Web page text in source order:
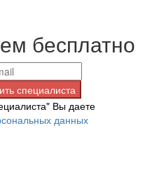
бесплатно
Вы даете
данных